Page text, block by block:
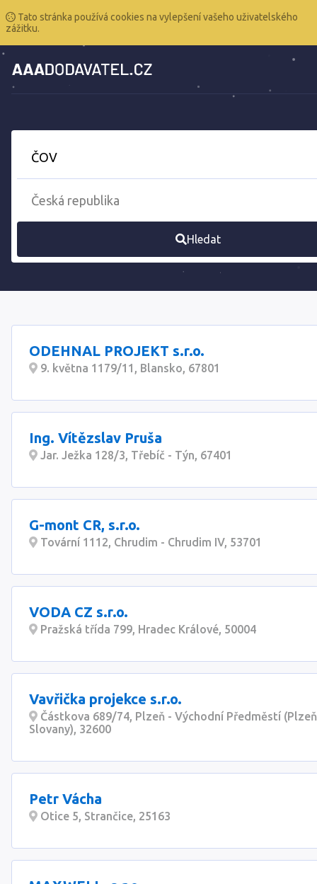
Tato stránka používá cookies na vylepšení vašeho uživatelského
zážitku.
Hledat
ODEHNAL PROJEKT s.r.o.
9. května 1179/11, Blansko, 67801
Ing. Vítězslav Pruša
Jar. Ježka 128/3, Třebíč - Týn, 67401
G-mont CR, s.r.o.
Tovární 1112, Chrudim - Chrudim IV, 53701
VODA CZ s.r.o.
Pražská třída 799, Hradec Králové, 50004
Vavřička projekce s.r.o.
Částkova 689/74, Plzeň - Východní Předměstí
Slovany), 32600
Petr Vácha
Otice 5, Strančice, 25163